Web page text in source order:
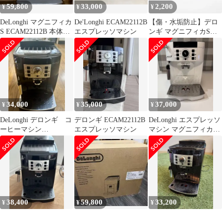
¥59,800
DeLonghi マグニフィカ
S ECAM22112B 本体
新品未使用
¥33,000
De'Longhi ECAM22112B
エスプレッソマシン
¥2,200
【傷・水垢防止】デロ
ンギ マグニフィカS専
用 ドリップトレイ保護
シート 木目
¥34,000
DeLonghi デロンギ コ
ーヒーマシン
ECAM22112B
¥35,000
デロンギ ECAM22112B
エスプレッソマシン
¥37,000
DeLonghi エスプレッソ
マシン マグニフィカS
ECAM22112W
¥38,400 ¥59,800 ¥33,200